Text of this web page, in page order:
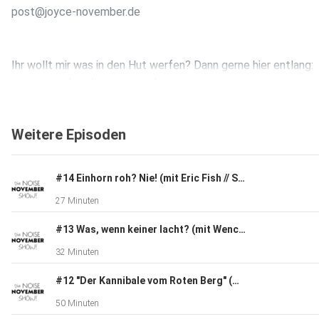
post@joyce-november.de
Ihr wollt mir was in den Hut werfen? Dann gerne hier entlang:
Weitere Episoden
#14 Einhorn roh? Nie! (mit Eric Fish // Subway To Sally - Eric Fish & Friends)
27 Minuten
#13 Was, wenn keiner lacht? (mit Wencke Wollny // Karl die Große)
32 Minuten
#12 "Der Kannibale vom Roten Berg" (mit Carnival Kid // Regionale Küche)
50 Minuten